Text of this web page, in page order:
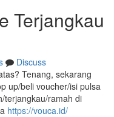
Terjangkau
Discuss
Tenang, sekarang
up/beli voucher/isi pulsa
terjangkau/ramah di
https://vouca.id/